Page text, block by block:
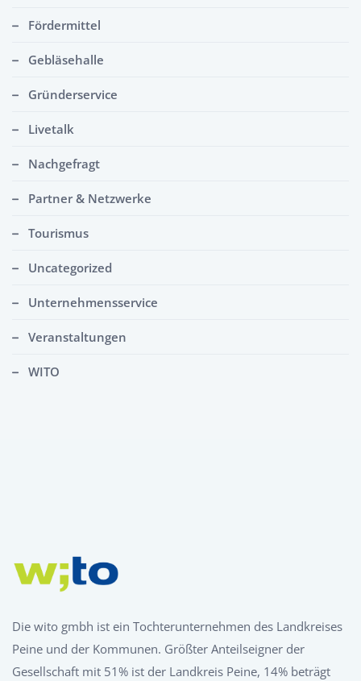
Fördermittel
Gebläsehalle
Gründerservice
Livetalk
Nachgefragt
Partner & Netzwerke
Tourismus
Uncategorized
Unternehmensservice
Veranstaltungen
WITO
Die wito gmbh ist ein Tochterunternehmen des Landkreises
Peine und der Kommunen. Größter Anteilseigner der
Gesellschaft mit 51% ist der Landkreis Peine, 14% beträgt